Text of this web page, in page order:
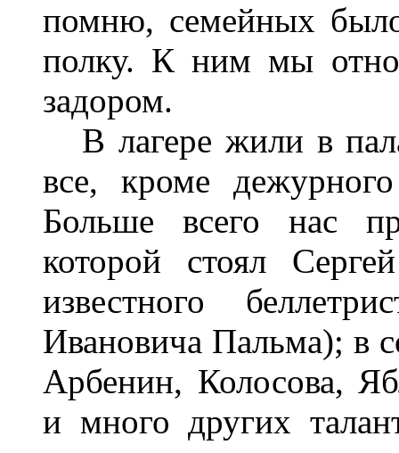
помню, семейных
полку. К ним мы
задором.
В лагере жили в
все, кроме
Больше всего нас
которой стоял
известного
Ивановича Пальма); в
Арбенин, Колосова,
и много других